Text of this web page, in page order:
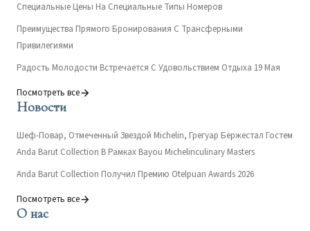
Специальные Цены На Специальные Типы Номеров
Преимущества Прямого Бронирования С Трансферными
Привилегиями
Радость Молодости Встречается С Удовольствием Отдыха 19 Мая
Посмотреть все
Новости
Шеф-Повар, Отмеченный Звездой Michelin, Грегуар Бержестал Гостем
Anda Barut Collection В Рамках Bayou Michelinculinary Masters
Anda Barut Collection Получил Премию Otelpuan Awards 2026
Посмотреть все
О нас